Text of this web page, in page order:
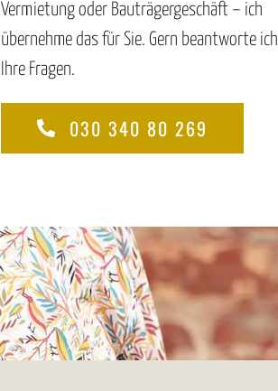
Vermietung oder Bauträgergeschäft – ich
übernehme das für Sie. Gern beantworte ich
Ihre Fragen.
030 340 80 269